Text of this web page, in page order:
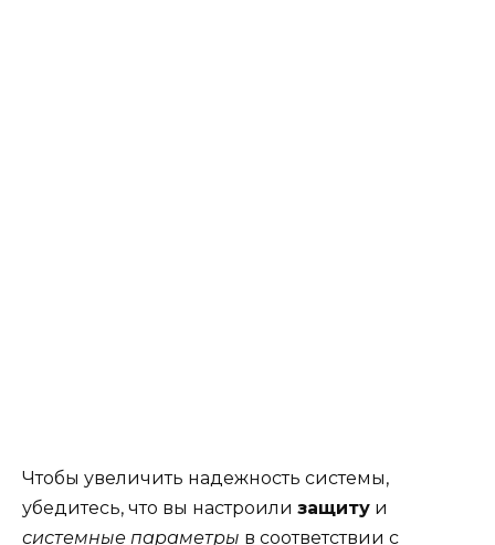
Чтобы увеличить надежность системы,
убедитесь, что вы настроили защиту и
системные параметры в соответствии с